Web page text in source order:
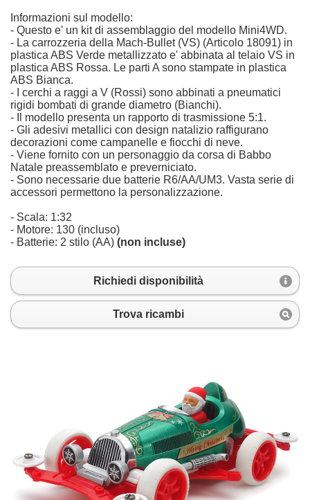
Informazioni sul modello:
- Questo e' un kit di assemblaggio del modello Mini4WD.
- La carrozzeria della Mach-Bullet (VS) (Articolo 18091) in
plastica ABS Verde metallizzato e' abbinata al telaio VS in
plastica ABS Rossa. Le parti A sono stampate in plastica
ABS Bianca.
- I cerchi a raggi a V (Rossi) sono abbinati a pneumatici
rigidi bombati di grande diametro (Bianchi).
- Il modello presenta un rapporto di trasmissione 5:1.
- Gli adesivi metallici con design natalizio raffigurano
decorazioni come campanelle e fiocchi di neve.
- Viene fornito con un personaggio da corsa di Babbo
Natale preassemblato e preverniciato.
- Sono necessarie due batterie R6/AA/UM3. Vasta serie di
accessori permettono la personalizzazione.
- Scala: 1:32
- Motore: 130 (incluso)
- Batterie: 2 stilo (AA) (non incluse)
Richiedi disponibilità
Trova ricambi